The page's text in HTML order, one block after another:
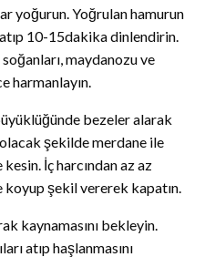
yoğurun. Yoğrulan hamurun
10-15dakika dinlendirin.
maydanozu ve
harmanlayın.
bezeler alarak
şekilde merdane ile
İç harcından az az
şekil vererek kapatın.
kaynamasını bekleyin.
atıp haşlanmasını